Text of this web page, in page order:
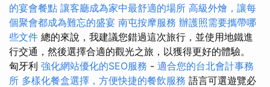
的宴會餐點 讓客廳成為家中最舒適的場所 高級外燴，讓每
個聚會都成為難忘的盛宴 南屯按摩服務 辦護照需要攜帶哪
些文件 總的來說，我建議您錯過這次旅行，並使用地鐵進
行交通，然後選擇合適的觀光之旅，以獲得更好的體驗。
匈牙利 強化網站優化的SEO服務 - 適合您的台北會計事務
所 多樣化餐盒選擇，方便快捷的餐飲服務 語言可選遊覽必